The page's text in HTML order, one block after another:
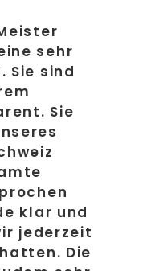
sehr
Sie sind
Sie
klar und
jederzeit
Die